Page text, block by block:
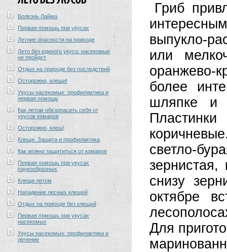
Болезнь Лайма
Первая помощь при укусах
Летние опасности на природе
Лето без единого укуса: насекомые
не пройдут
Отдых на природе без последствий
Осторожно, клещи!
Укусы насекомых: профилактика и
первая помощь
Как летом обезопасить себя от
укусов комаров
Осторожно, клещ!
Клещи. Защита и профилактика
Как можно защититься от комаров
Первая помощь при укусах
паукообразных
Клещи летом
Нападение лесных клещей
Отдых на природе без клещей
Первая помощь при укусах
насекомых
Укусы насекомых: профилактика и
лечение
Гриб
выпукло-
или
оранжево-
более
шляпке и
светло-
снизу
октябре
Для